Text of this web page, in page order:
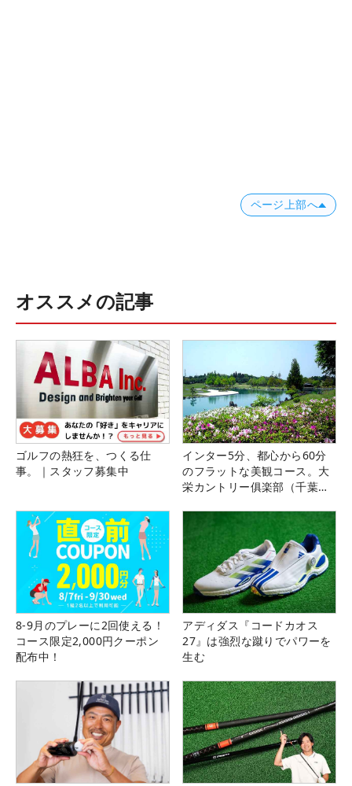
ページ上部へ
オススメの記事
ゴルフの熱狂を、つくる仕
事。｜スタッフ募集中
インター5分、都心から60分
のフラットな美観コース。大
栄カントリー俱楽部（千葉
8-9月のプレーに2回使える！
コース限定2,000円クーポン
配布中！
アディダス『コードカオス
27』は強烈な蹴りでパワーを
生む